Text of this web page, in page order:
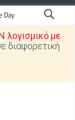
λογισμικό με
διαφορετική